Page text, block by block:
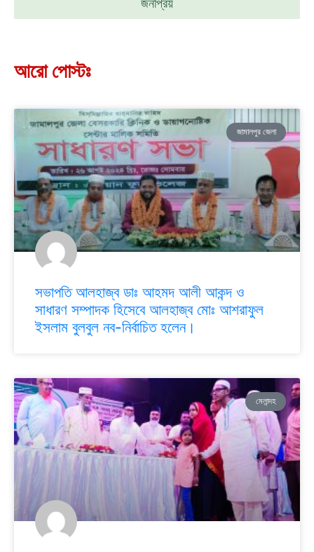
জনপ্রিয়
আরো পোস্টঃ
জামালপুর জেলা
সভাপতি আলহাজ্ব ডাঃ আহমদ আলী আকন্দ ও
সাধারণ সম্পাদক হিসেবে আলহাজ্ব মোঃ আশরাফুল
ইসলাম বুলবুল নব-নির্বাচিত হলেন।
মেলান্দহ